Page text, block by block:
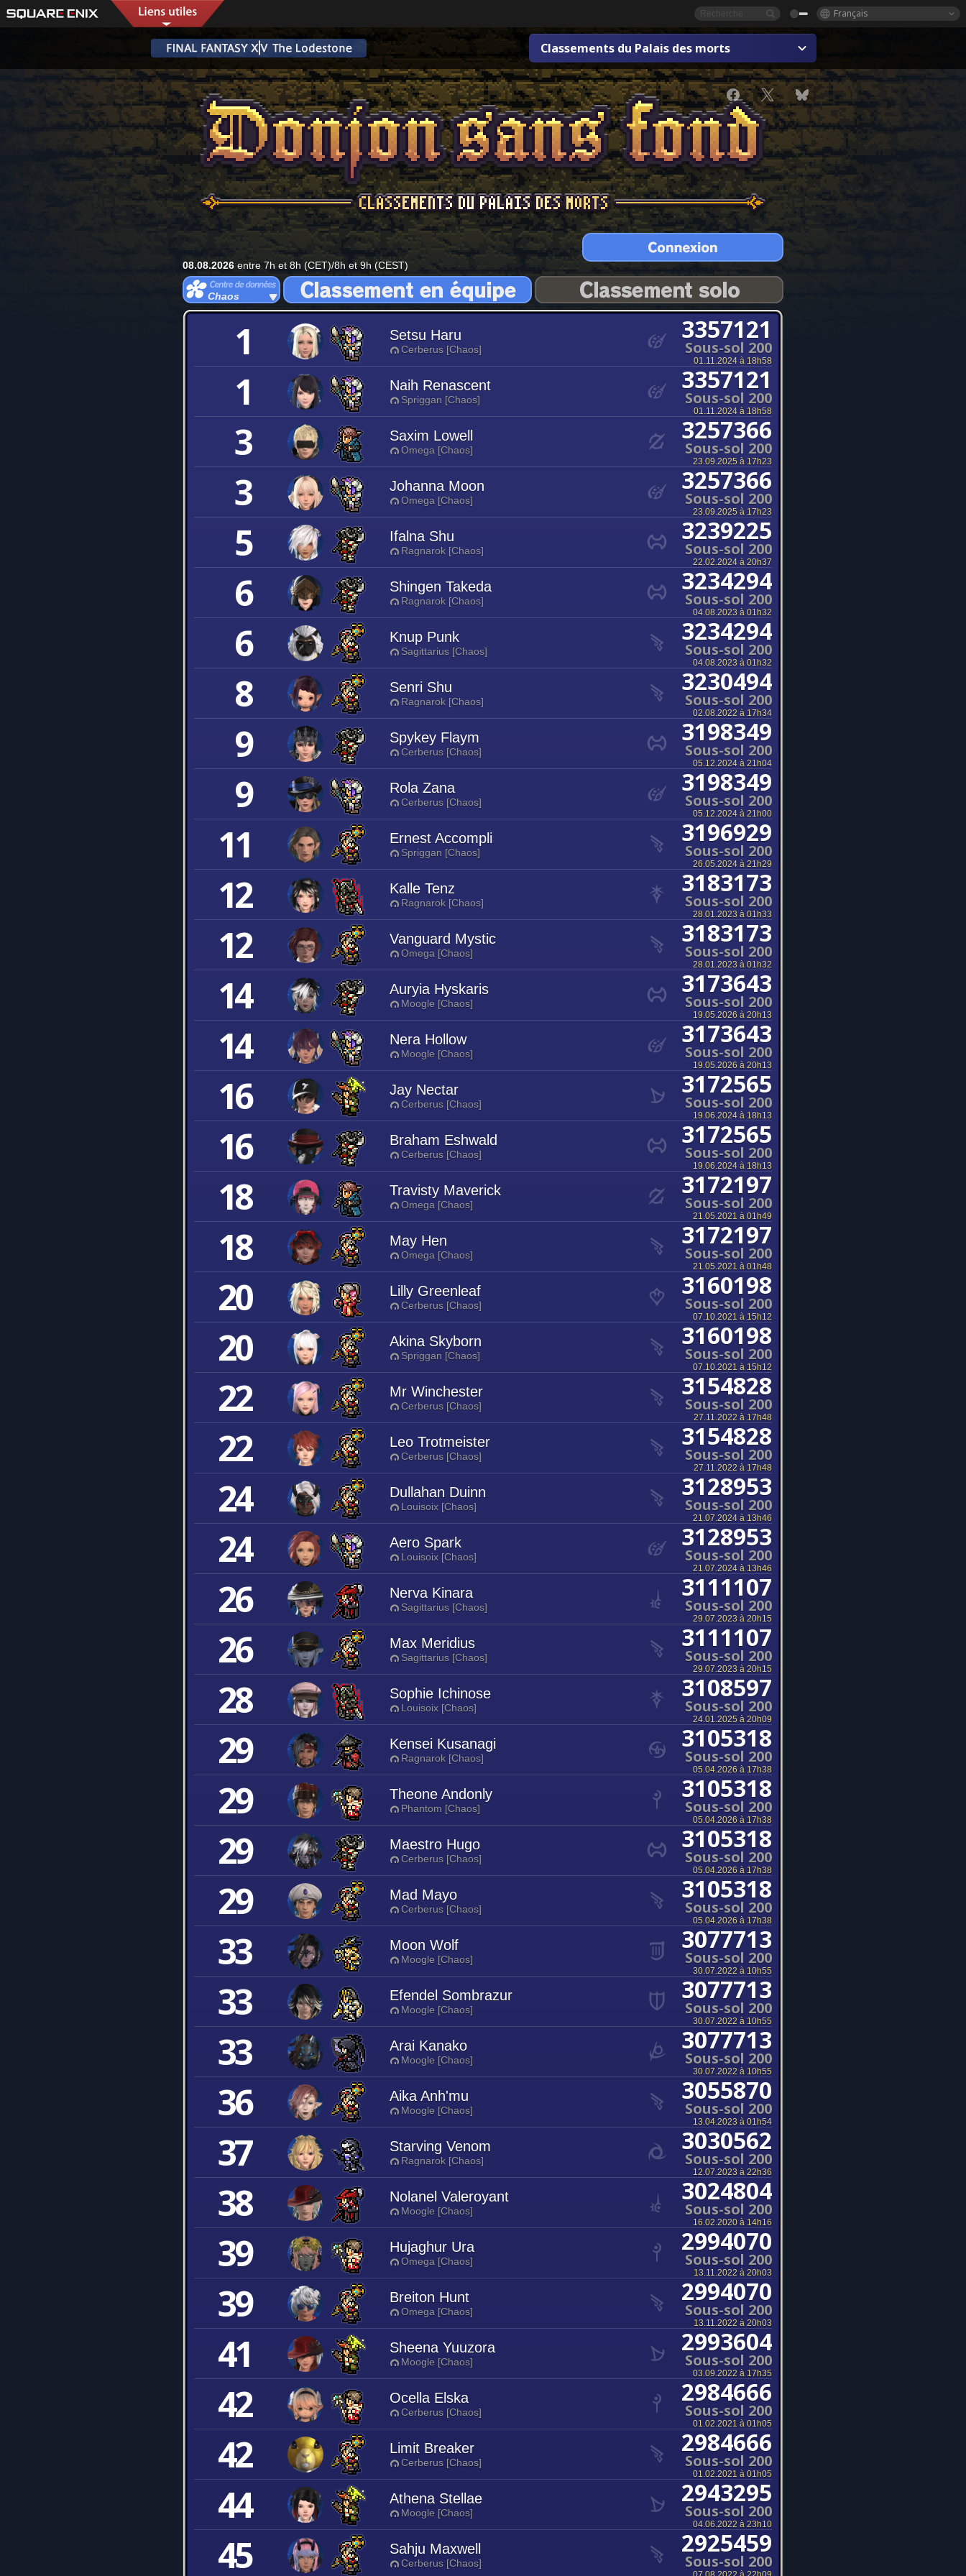
Français
Classements du Palais des morts
08.08.2026 entre 7h et 8h (CET)/8h et 9h (CEST)
Chaos
1 Setsu Haru
Cerberus [Chaos]
3357121
Sous-sol 200
01.11.2024 à 18h58
1 Naih Renascent
Spriggan [Chaos]
3357121
Sous-sol 200
01.11.2024 à 18h58
3 Saxim Lowell
Omega [Chaos]
3257366
Sous-sol 200
23.09.2025 à 17h23
3 Johanna Moon
Omega [Chaos]
3257366
Sous-sol 200
23.09.2025 à 17h23
5 Ifalna Shu
Ragnarok [Chaos]
3239225
Sous-sol 200
22.02.2024 à 20h37
6 Shingen Takeda
Ragnarok [Chaos]
3234294
Sous-sol 200
04.08.2023 à 01h32
6 Knup Punk
Sagittarius [Chaos]
3234294
Sous-sol 200
04.08.2023 à 01h32
8 Senri Shu
Ragnarok [Chaos]
3230494
Sous-sol 200
02.08.2022 à 17h34
9 Spykey Flaym
Cerberus [Chaos]
3198349
Sous-sol 200
05.12.2024 à 21h04
9 Rola Zana
Cerberus [Chaos]
3198349
Sous-sol 200
05.12.2024 à 21h00
11 Ernest Accompli
Spriggan [Chaos]
3196929
Sous-sol 200
26.05.2024 à 21h29
12 Kalle Tenz
Ragnarok [Chaos]
3183173
Sous-sol 200
28.01.2023 à 01h33
12 Vanguard Mystic
Omega [Chaos]
3183173
Sous-sol 200
28.01.2023 à 01h32
14 Auryia Hyskaris
Moogle [Chaos]
3173643
Sous-sol 200
19.05.2026 à 20h13
14 Nera Hollow
Moogle [Chaos]
3173643
Sous-sol 200
19.05.2026 à 20h13
16 Jay Nectar
Cerberus [Chaos]
3172565
Sous-sol 200
19.06.2024 à 18h13
16 Braham Eshwald
Cerberus [Chaos]
3172565
Sous-sol 200
19.06.2024 à 18h13
18 Travisty Maverick
Omega [Chaos]
3172197
Sous-sol 200
21.05.2021 à 01h49
18 May Hen
Omega [Chaos]
3172197
Sous-sol 200
21.05.2021 à 01h48
20 Lilly Greenleaf
Cerberus [Chaos]
3160198
Sous-sol 200
07.10.2021 à 15h12
20 Akina Skyborn
Spriggan [Chaos]
3160198
Sous-sol 200
07.10.2021 à 15h12
22 Mr Winchester
Cerberus [Chaos]
3154828
Sous-sol 200
27.11.2022 à 17h48
22 Leo Trotmeister
Cerberus [Chaos]
3154828
Sous-sol 200
27.11.2022 à 17h48
24 Dullahan Duinn
Louisoix [Chaos]
3128953
Sous-sol 200
21.07.2024 à 13h46
24 Aero Spark
Louisoix [Chaos]
3128953
Sous-sol 200
21.07.2024 à 13h46
26 Nerva Kinara
Sagittarius [Chaos]
3111107
Sous-sol 200
29.07.2023 à 20h15
26 Max Meridius
Sagittarius [Chaos]
3111107
Sous-sol 200
29.07.2023 à 20h15
28 Sophie Ichinose
Louisoix [Chaos]
3108597
Sous-sol 200
24.01.2025 à 20h09
29 Kensei Kusanagi
Ragnarok [Chaos]
3105318
Sous-sol 200
05.04.2026 à 17h38
29 Theone Andonly
Phantom [Chaos]
3105318
Sous-sol 200
05.04.2026 à 17h38
29 Maestro Hugo
Cerberus [Chaos]
3105318
Sous-sol 200
05.04.2026 à 17h38
29 Mad Mayo
Cerberus [Chaos]
3105318
Sous-sol 200
05.04.2026 à 17h38
33 Moon Wolf
Moogle [Chaos]
3077713
Sous-sol 200
30.07.2022 à 10h55
33 Efendel Sombrazur
Moogle [Chaos]
3077713
Sous-sol 200
30.07.2022 à 10h55
33 Arai Kanako
Moogle [Chaos]
3077713
Sous-sol 200
30.07.2022 à 10h55
36 Aika Anh'mu
Moogle [Chaos]
3055870
Sous-sol 200
13.04.2023 à 01h54
37 Starving Venom
Ragnarok [Chaos]
3030562
Sous-sol 200
12.07.2023 à 22h36
38 Nolanel Valeroyant
Moogle [Chaos]
3024804
Sous-sol 200
16.02.2020 à 14h16
39 Hujaghur Ura
Omega [Chaos]
2994070
Sous-sol 200
13.11.2022 à 20h03
39 Breiton Hunt
Omega [Chaos]
2994070
Sous-sol 200
13.11.2022 à 20h03
41 Sheena Yuuzora
Moogle [Chaos]
2993604
Sous-sol 200
03.09.2022 à 17h35
42 Ocella Elska
Cerberus [Chaos]
2984666
Sous-sol 200
01.02.2021 à 01h05
42 Limit Breaker
Cerberus [Chaos]
2984666
Sous-sol 200
01.02.2021 à 01h05
44 Athena Stellae
Moogle [Chaos]
2943295
Sous-sol 200
04.06.2022 à 23h10
45 Sahju Maxwell
Cerberus [Chaos]
2925459
Sous-sol 200